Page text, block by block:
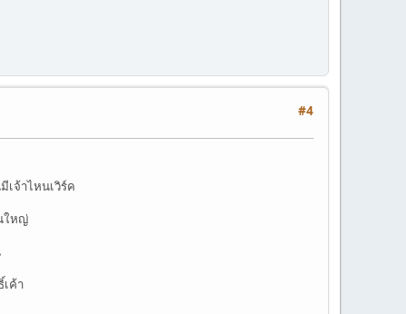
#4
จ้าไหนเวิร์ค
ใหญ่
ค้า